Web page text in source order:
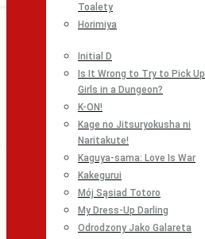
Toalety
Horimiya
Initial D
Is It Wrong to Try to Pick Up
Girls in a Dungeon?
K-ON!
Kage no Jitsuryokusha ni
Naritakute!
Kaguya-sama: Love Is War
Kakegurui
Mój Sąsiad Totoro
My Dress-Up Darling
Odrodzony Jako Galareta